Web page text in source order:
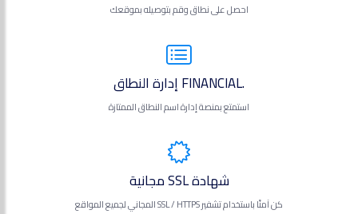
احصل على نطاق وقم بتوصيله بموقعك
.FINANCIAL إدارة النطاق
استمتع بمنصة إدارة اسم النطاق الممتازة
شهادة SSL مجانية
كن آمنًا باستخدام تشفير SSL / HTTPS المجاني لجميع المواقع